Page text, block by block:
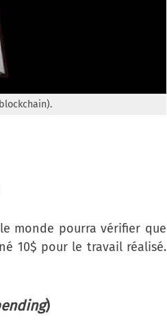
monde pourra vérifier que
10$ pour le travail réalisé.
)